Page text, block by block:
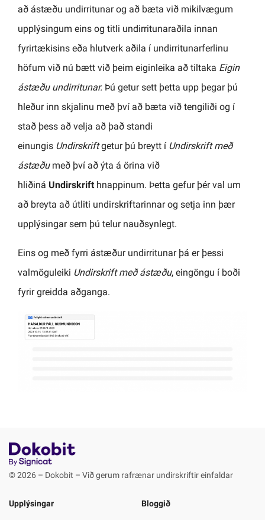
að ástæðu undirritunar og að bæta við mikilvægum
upplýsingum eins og titli undirritunaraðila innan
fyrirtækisins eða hlutverk aðila í undirritunarferlinu
höfum við nú bætt við þeim eiginleika að tiltaka Eigin
ástæðu undirritunar. Þú getur sett þetta upp þegar þú
hleður inn skjalinu með því að bæta við tengiliði og í
stað þess að velja að það standi
einungis Undirskriftgetur þú breytt í Undirskrift með
ástæðumeð því að ýta á örina við
hliðiná Undirskrift hnappinum. Þetta gefur þér val um
að breyta að útliti undirskriftarinnar og setja inn þær
upplýsingar sem þú telur nauðsynlegt.
Eins og með fyrri ástæður undirritunar þá er þessi
valmöguleiki Undirskrift með ástæðu, eingöngu í boði
fyrir greidda aðganga.
© 2026 – Dokobit – Við gerum rafrænar undirskriftir einfaldar
Upplýsingar Bloggið